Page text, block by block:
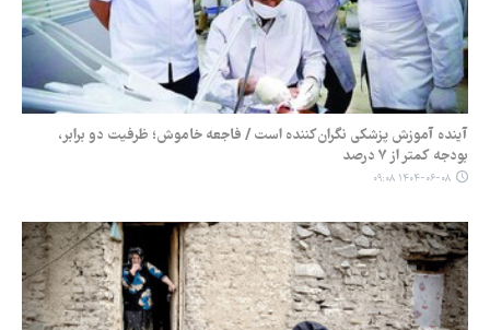
آینده آموزش پزشکی نگران‌کننده است / فاجعه خاموش؛ ظرفیت دو برابر،
بودجه کمتر از ۷ درصد
۱۴۰۴-۰۶-۰۸ ۰۹:۰۸